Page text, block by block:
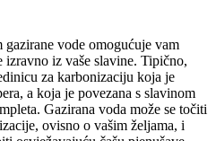
vode omogućuje vam
izravno iz vaše slavine. Tipično,
za karbonizaciju koja je
a koja je povezana s slavinom
Gazirana voda može se točiti
ovisno o vašim željama, i